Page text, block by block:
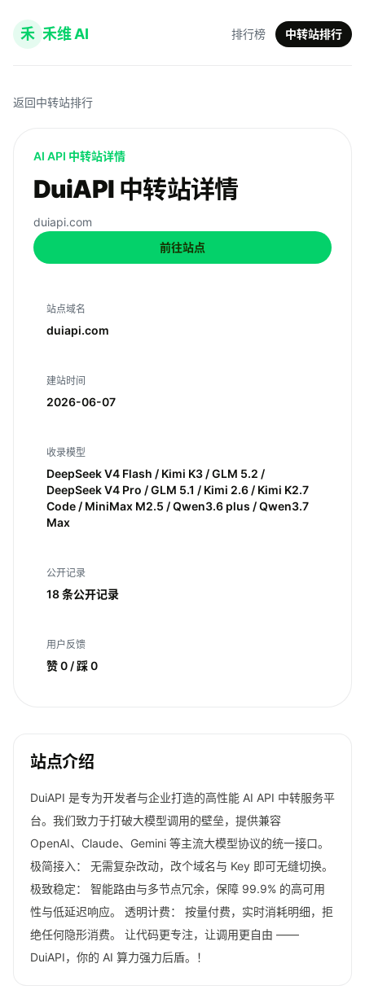
禾 禾维 AI 排行榜 中转站排行
返回中转站排行
AI API 中转站详情
DuiAPI 中转站详情
duiapi.com
前往站点
站点域名
duiapi.com
建站时间
2026-06-07
收录模型
DeepSeek V4 Flash / Kimi K3 / GLM 5.2 /
DeepSeek V4 Pro / GLM 5.1 / Kimi 2.6 / Kimi K2.7
Code / MiniMax M2.5 / Qwen3.6 plus / Qwen3.7
Max
公开记录
18 条公开记录
用户反馈
赞 0 / 踩 0
站点介绍
DuiAPI 是专为开发者与企业打造的高性能 AI API 中转服务平
台。我们致力于打破大模型调用的壁垒，提供兼容
OpenAI、Claude、Gemini 等主流大模型协议的统一接口。
极简接入： 无需复杂改动，改个域名与 Key 即可无缝切换。
极致稳定： 智能路由与多节点冗余，保障 99.9% 的高可用
性与低延迟响应。 透明计费： 按量付费，实时消耗明细，拒
绝任何隐形消费。 让代码更专注，让调用更自由 ——
DuiAPI，你的 AI 算力强力后盾。！